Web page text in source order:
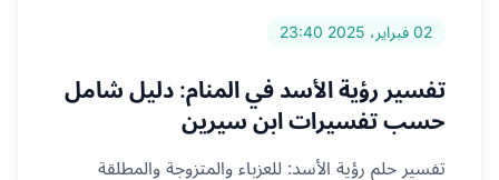
02 فبراير، 2025 23:40
تفسير رؤية الأسد في المنام: دليل شامل
حسب تفسيرات ابن سيرين
تفسير حلم رؤية الأسد: للعزباء والمتزوجة والمطلقة